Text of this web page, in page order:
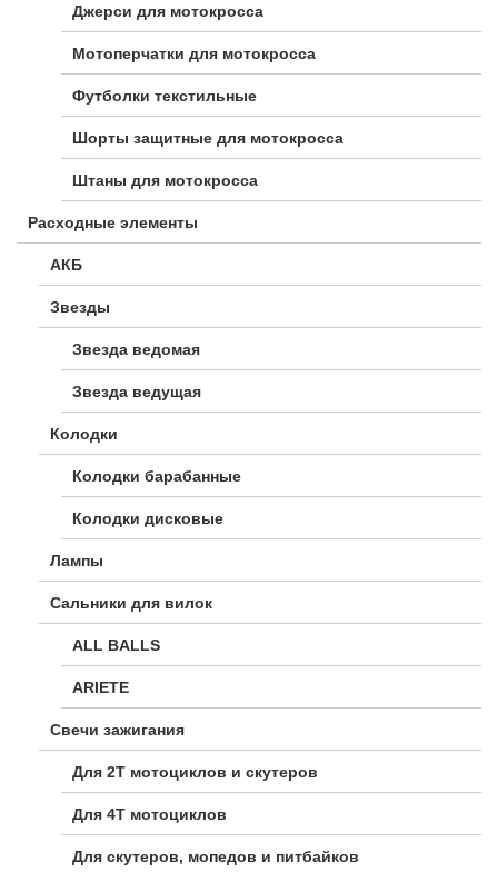
Джерси для мотокросса
Мотоперчатки для мотокросса
Футболки текстильные
Шорты защитные для мотокросса
Штаны для мотокросса
Расходные элементы
АКБ
Звезды
Звезда ведомая
Звезда ведущая
Колодки
Колодки барабанные
Колодки дисковые
Лампы
Сальники для вилок
ALL BALLS
ARIETE
Свечи зажигания
Для 2Т мотоциклов и скутеров
Для 4Т мотоциклов
Для скутеров, мопедов и питбайков